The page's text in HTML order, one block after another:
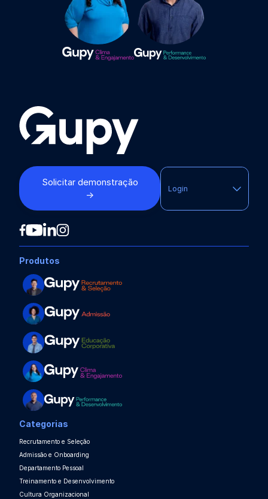
Solicitar demonstração
→
Login
Produtos
Categorias
Recrutamento e Seleção
Admissão e Onboarding
Departamento Pessoal
Treinamento e Desenvolvimento
Cultura Organizacional